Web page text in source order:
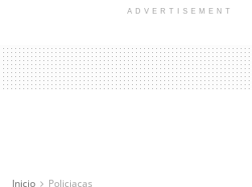
ADVERTISEMENT
Inicio Policiacas